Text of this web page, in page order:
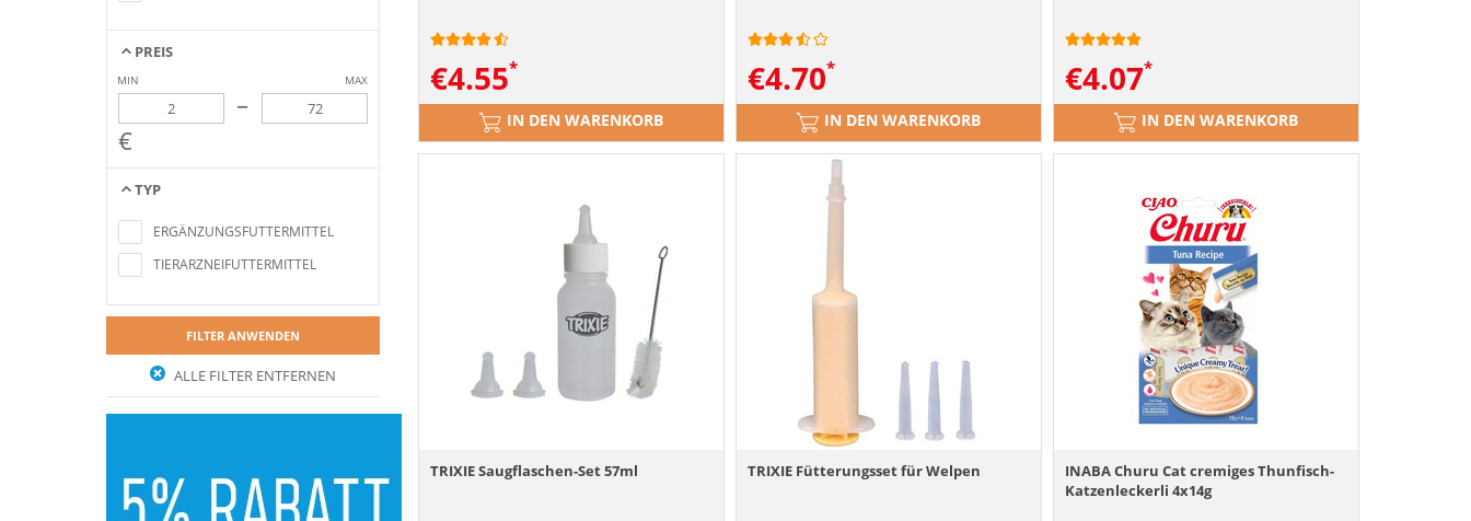
PREIS
MIN MAX
–
€
TYP
Suchkriterien übereinstimmen
ERGÄNZUNGSFUTTERMITTEL
TIERARZNEIFUTTERMITTEL
FILTER ANWENDEN
ALLE FILTER ENTFERNEN
€4.55
IN DEN WARENKORB
€4.70
IN DEN WARENKORB
€4.07
IN DEN WARENKORB
TRIXIE Saugflaschen-Set 57ml TRIXIE Fütterungsset für Welpen
INABA Churu Cat cremiges Thunfisch-
Katzenleckerli 4x14g